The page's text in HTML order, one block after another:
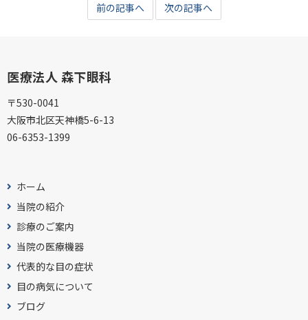
前の記事へ 次の記事へ
医療法人 森下眼科
〒530-0041
大阪市北区天神橋5-6-13
06-6353-1399
ホーム
当院の紹介
診療のご案内
当院の医療機器
代表的な目の症状
目の病気について
ブログ